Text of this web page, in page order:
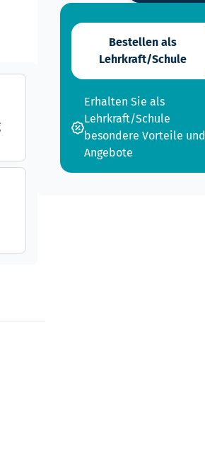
Bestellen als
Lehrkraft/Schule
Erhalten Sie als
Lehrkraft/Schule
besondere Vorteile und
Angebote